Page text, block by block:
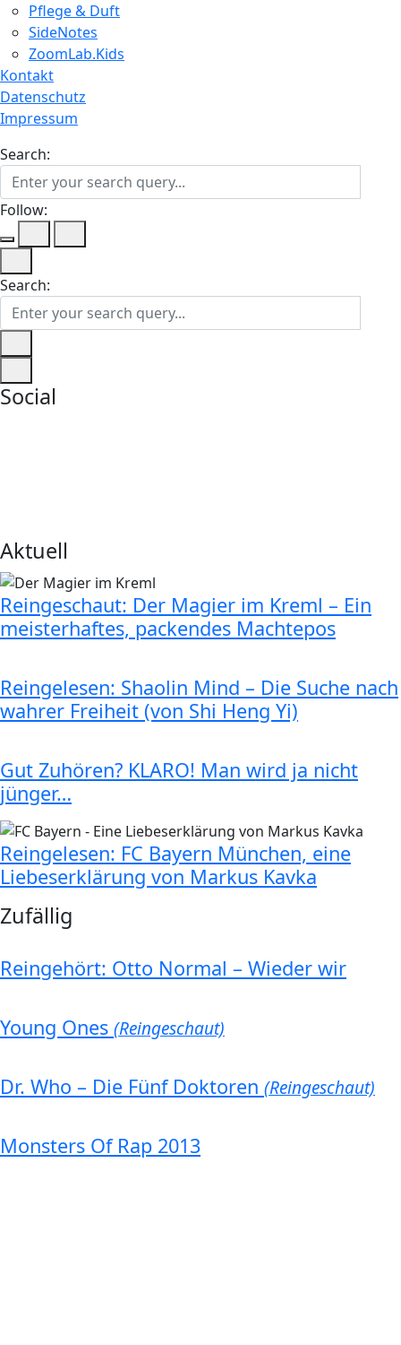
Pflege & Duft
SideNotes
ZoomLab.Kids
Kontakt
Datenschutz
Impressum
Search:
Follow:
Search:
Social
Aktuell
Reingeschaut: Der Magier im Kreml – Ein
meisterhaftes, packendes Machtepos
Reingelesen: Shaolin Mind – Die Suche nach
wahrer Freiheit (von Shi Heng Yi)
Gut Zuhören? KLARO! Man wird ja nicht
jünger…
Reingelesen: FC Bayern München, eine
Liebeserklärung von Markus Kavka
Zufällig
Reingehört: Otto Normal – Wieder wir
Young Ones (Reingeschaut)
Dr. Who – Die Fünf Doktoren (Reingeschaut)
Monsters Of Rap 2013